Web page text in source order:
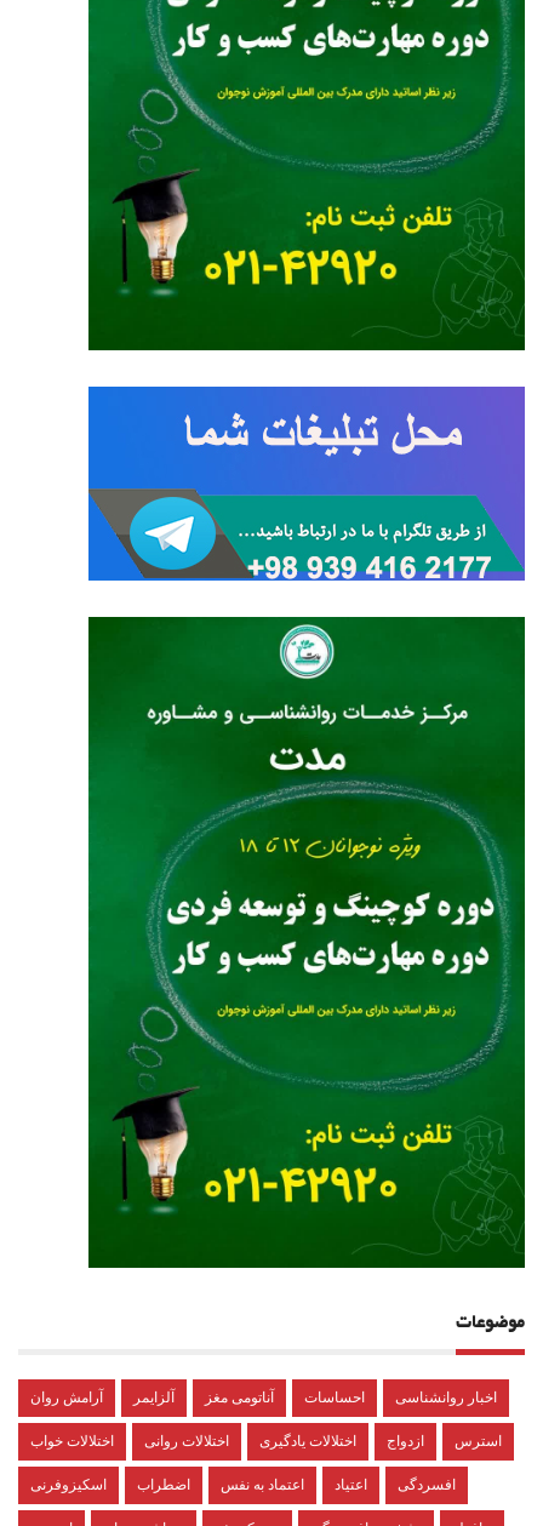
موضوعات
آرامش روان آلزایمر آناتومی مغز احساسات اخبار روانشناسی
اختلالات خواب اختلالات روانی اختلالات یادگیری ازدواج استرس
اسکیزوفرنی اضطراب اعتماد به نفس اعتیاد افسردگی